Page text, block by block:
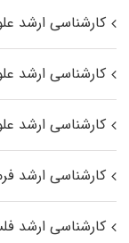
کارشناسی ارشد
کارشناسی ارشد
کارشناسی ارشد
کارشناسی ارشد
کارشناسی ارشد